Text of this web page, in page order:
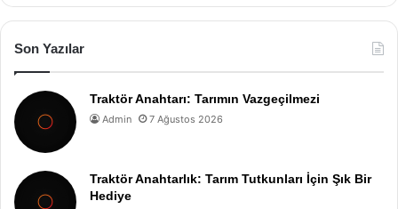
Son Yazılar
Traktör Anahtarı: Tarımın Vazgeçilmezi
Admin 7 Ağustos 2026
Traktör Anahtarlık: Tarım Tutkunları İçin Şık Bir
Hediye